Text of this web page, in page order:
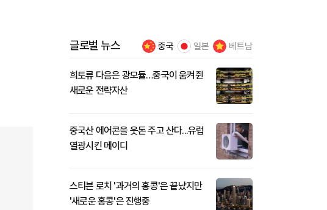
글로벌 뉴스 중국 일본 베트남
희토류 다음은 광모듈…중국이 움켜쥔
새로운 전략자산
중국산 에어콘을 웃돈 주고 산다...유럽
열광시킨 메이디
스티븐 로치 '과거의 홍콩'은 끝났지만
'새로운 홍콩'은 진행중